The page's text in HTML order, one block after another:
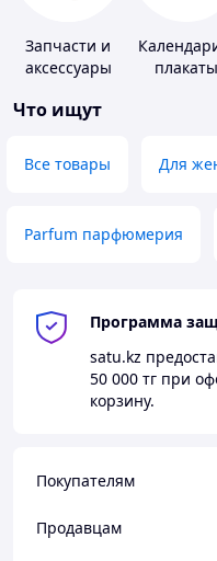
Запчасти и
аксессуары
плакаты
Что ищут
Все товары Для
Parfum парфюмерия
Программа
satu.kz
50 000 тг при
корзину.
Покупателям
Продавцам